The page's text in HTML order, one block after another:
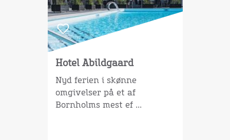
Hotel Abildgaard
Nyd ferien i skønne
omgivelser på et af
Bornholms mest ef ...